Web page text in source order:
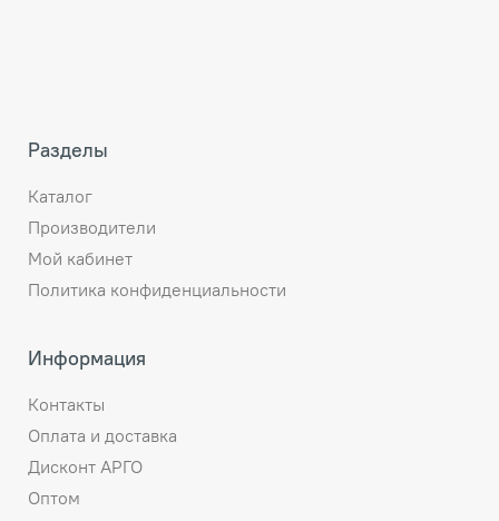
Разделы
Каталог
Производители
Мой кабинет
Политика конфиденциальности
Информация
Контакты
Оплата и доставка
Дисконт АРГО
Оптом